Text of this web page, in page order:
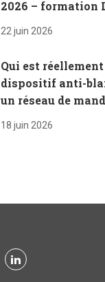
2026 – formation
22 juin 2026
Qui est
dispositif anti-
un réseau de
18 juin 2026